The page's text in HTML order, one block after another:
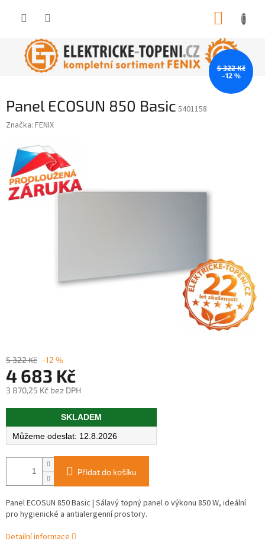
Panel ECOSUN 850 Basic 5401158
Značka: FENIX
5 322 Kč
–12 %
5 322 Kč –12 %
4 683 Kč
3 870,25 Kč bez DPH
Měrná
SKLADEM
12.8.2026
Přidat do košíku
Panel ECOSUN 850 Basic | Sálavý topný panel o výkonu 850 W, ideální
pro hygienické a antialergenní prostory.
Detailní informace